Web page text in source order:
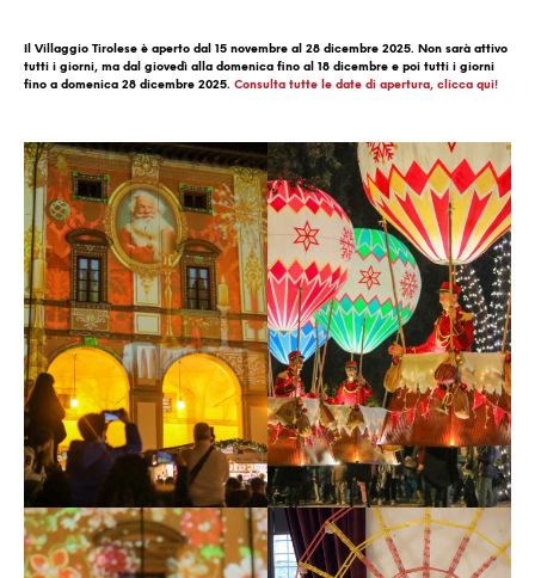
Il Villaggio Tirolese è aperto dal 15 novembre al 28 dicembre 2025. Non sarà attivo
tutti i giorni, ma dal giovedì alla domenica fino al 18 dicembre e poi tutti i giorni
fino a domenica 28 dicembre 2025. Consulta tutte le date di apertura, clicca qui!